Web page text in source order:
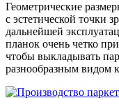
Геометрические
с эстетической точки
дальнейшей
планок очень четко
чтобы выкладывать
разнообразным видом